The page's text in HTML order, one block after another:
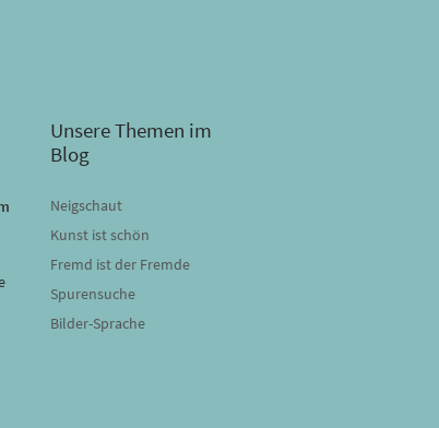
Unsere Themen im
Blog
Neigschaut
Kunst ist schön
Fremd ist der Fremde
Spurensuche
Bilder-Sprache